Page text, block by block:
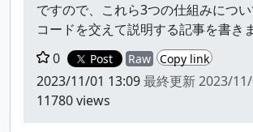
ですので、これら3つの仕組みにつ
コードを交えて説明する記事を書き
0
Post Raw Copy link
2023/11/01 13:09最終更新2023/
11780 views